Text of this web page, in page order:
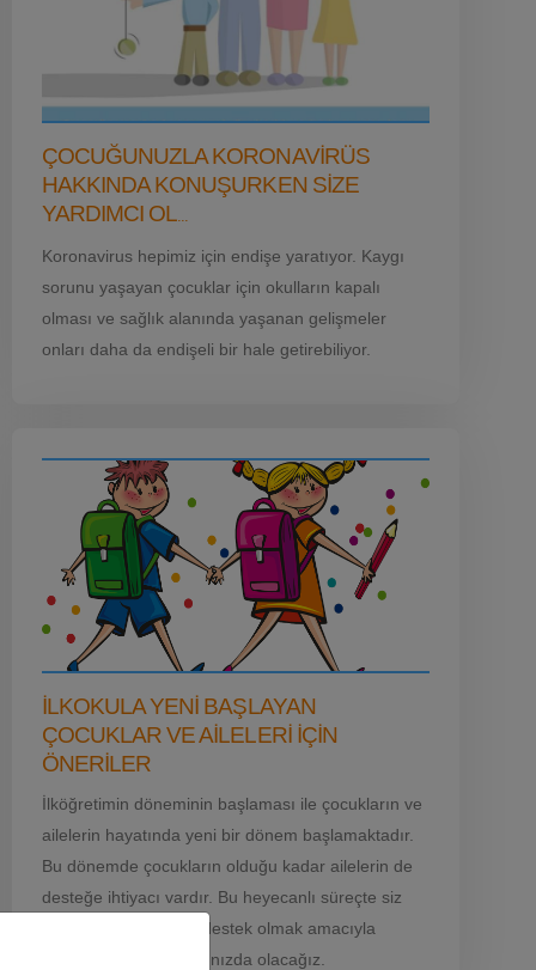
ÇOCUĞUNUZLA KORONAVIRÜS
HAKKINDA KONUŞURKEN SIZE
YARDIMCI OL...
Koronavirus hepimiz için endişe yaratıyor. Kaygı
sorunu yaşayan çocuklar için okulların kapalı
olması ve sağlık alanında yaşanan gelişmeler
onları daha da endişeli bir hale getirebiliyor.
İLKOKULA YENI BAŞLAYAN
ÇOCUKLAR VE AILELERI IÇIN
ÖNERILER
İlköğretimin döneminin başlaması ile çocukların ve
ailelerin hayatında yeni bir dönem başlamaktadır.
Bu dönemde çocukların olduğu kadar ailelerin de
desteğe ihtiyacı vardır. Bu heyecanlı süreçte siz
ailelere ve çocuklara destek olmak amacıyla
SasCentre olarak yanınızda olacağız.